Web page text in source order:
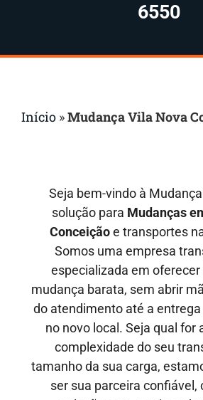
6550
Início »Mudança Vila Nova
Seja bem-vindo à
solução para Mudanças
Conceiçãoe transportes
Somos uma empresa
especializada em oferecer
mudança barata, sem abrir
do atendimento até a
no novo local. Seja qual for
complexidade do seu
tamanho da sua carga,
ser sua parceira confiável,